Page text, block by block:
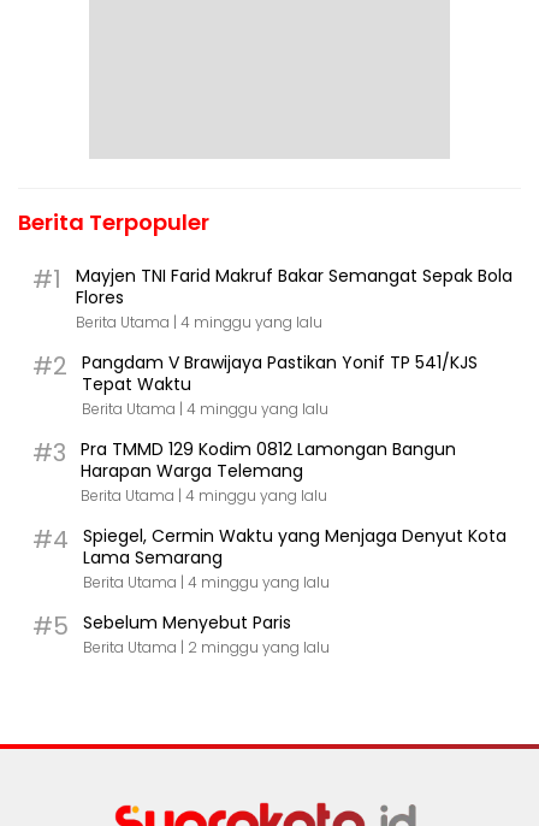
Berita Terpopuler
#1
Mayjen TNI Farid Makruf Bakar Semangat Sepak Bola
Flores
Berita Utama | 4 minggu yang lalu
#2
Pangdam V Brawijaya Pastikan Yonif TP 541/KJS
Tepat Waktu
Berita Utama | 4 minggu yang lalu
#3
Pra TMMD 129 Kodim 0812 Lamongan Bangun
Harapan Warga Telemang
Berita Utama | 4 minggu yang lalu
#4
Spiegel, Cermin Waktu yang Menjaga Denyut Kota
Lama Semarang
Berita Utama | 4 minggu yang lalu
#5 Sebelum Menyebut Paris
Berita Utama | 2 minggu yang lalu